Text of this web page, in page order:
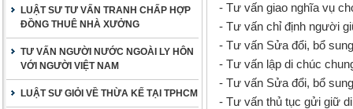
LUẬT SƯ TƯ VẤN TRANH CHẤP HỢP
ĐỒNG THUÊ NHÀ XƯỞNG
TƯ VẤN NGƯỜI NƯỚC NGOÀI LY HÔN
VỚI NGƯỜI VIỆT NAM
LUẬT SƯ GIỎI VỀ THỪA KẾ TẠI TPHCM
- Tư vấn giao nghĩa vụ
- Tư vấn chỉ định người
- Tư vấn Sửa đổi, bổ
- Tư vấn lập di chúc
- Tư vấn Sửa đổi, bổ
- Tư vấn thủ tục gửi giữ